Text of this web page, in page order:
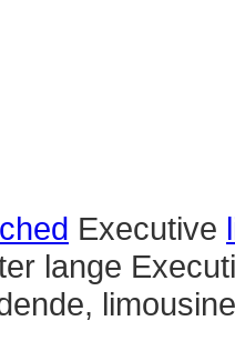
Executive
lange